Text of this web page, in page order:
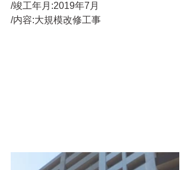
/竣工年月:2019年7月
/内容:大規模改修工事